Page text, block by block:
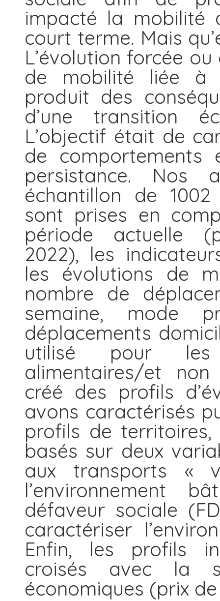
impacté la mobilité
court terme. Mais
L’évolution forcée
de mobilité liée à
produit des
d’une transition
L’objectif était de
de comportements
persistance. Nos
échantillon de
sont prises en
période actuelle
2022), les
les évolutions de
nombre de
semaine, mode
déplacements
utilisé pour les
alimentaires/et
créé des profils
avons caractérisés
profils de territoires,
basés sur deux
aux transports «
l’environnement
défaveur sociale
caractériser
Enfin, les profils
croisés avec la
économiques (prix